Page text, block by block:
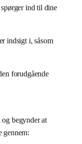
ind til dine
indsigt i, såsom
forudgående
begynder at
gennem: